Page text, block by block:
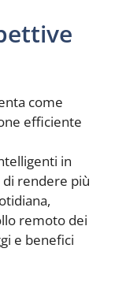
come
efficiente
in
di rendere più
remoto dei
e benefici